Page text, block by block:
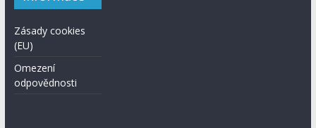
Zásady cookies
(EU)
Omezení
odpovědnosti